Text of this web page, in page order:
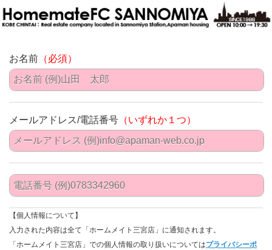
お名前 （必須）
メールアドレス/電話番号 （いずれか１つ）
【個人情報について】
入力された内容は全て「ホームメイト三宮店」に通知されます。
「ホームメイト三宮店」での個人情報の取り扱いについてはプライバシーポ